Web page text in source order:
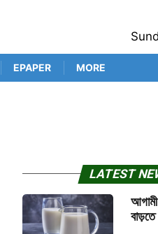
EPAPER MORE
LATEST